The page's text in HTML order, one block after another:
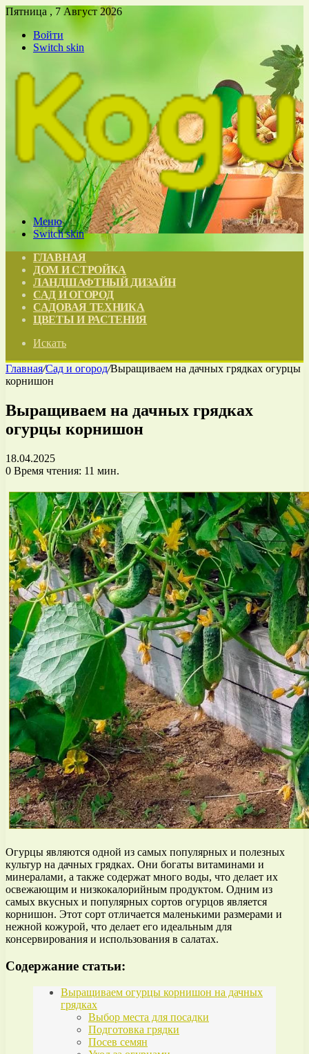
Пятница , 7 Август 2026
Войти
Switch skin
Меню
Switch skin
ГЛАВНАЯ
ДОМ И СТРОЙКА
ЛАНДШАФТНЫЙ ДИЗАЙН
САД И ОГОРОД
САДОВАЯ ТЕХНИКА
ЦВЕТЫ И РАСТЕНИЯ
Искать
Главная/Сад и огород/Выращиваем на дачных грядках огурцы
корнишон
Выращиваем на дачных грядках
огурцы корнишон
18.04.2025
0 Время чтения: 11 мин.
Огурцы являются одной из самых популярных и полезных
культур на дачных грядках. Они богаты витаминами и
минералами, а также содержат много воды, что делает их
освежающим и низкокалорийным продуктом. Одним из
самых вкусных и популярных сортов огурцов является
корнишон. Этот сорт отличается маленькими размерами и
нежной кожурой, что делает его идеальным для
консервирования и использования в салатах.
Содержание статьи:
Выращиваем огурцы корнишон на дачных
грядках
Выбор места для посадки
Подготовка грядки
Посев семян